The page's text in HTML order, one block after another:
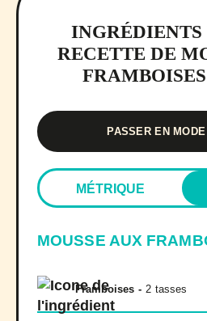
INGRÉDIENTS
RECETTE DE
PASSER EN
MÉTRIQUE
MOUSSE AUX
Framboises - 2 tasses